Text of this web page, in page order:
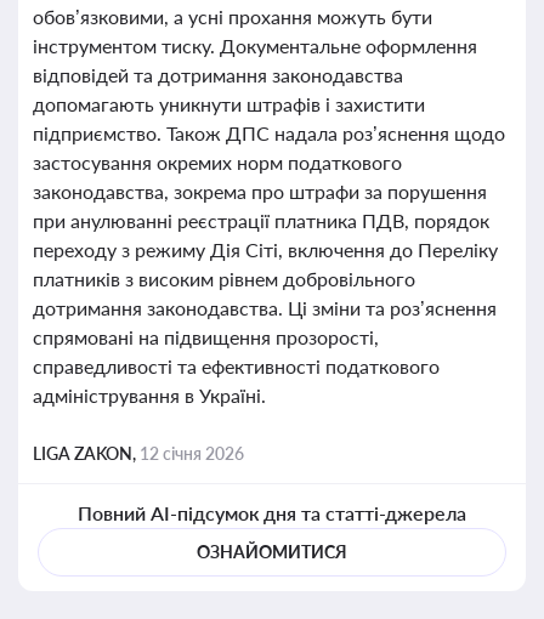
обов’язковими, а усні прохання можуть бути
інструментом тиску. Документальне оформлення
відповідей та дотримання законодавства
допомагають уникнути штрафів і захистити
підприємство. Також ДПС надала роз’яснення щодо
застосування окремих норм податкового
законодавства, зокрема про штрафи за порушення
при анулюванні реєстрації платника ПДВ, порядок
переходу з режиму Дія Сіті, включення до Переліку
платників з високим рівнем добровільного
дотримання законодавства. Ці зміни та роз’яснення
спрямовані на підвищення прозорості,
справедливості та ефективності податкового
адміністрування в Україні.
LIGA ZAKON, 12 січня 2026
Повний AI-підсумок дня та статті-джерела
ОЗНАЙОМИТИСЯ